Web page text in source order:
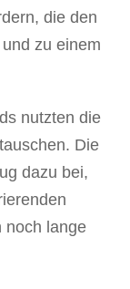
die den
zu einem
nutzten die
Die
dazu bei,
noch lange